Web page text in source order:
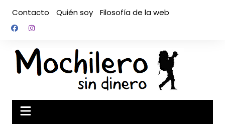
contenido
Contacto Quién soy Filosofía de la web